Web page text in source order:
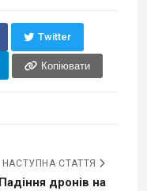
Twitter
Копіювати
НАСТУПНА СТАТТЯ
Падіння дронів на